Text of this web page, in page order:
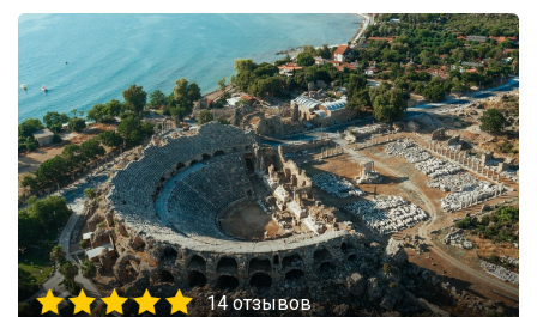
14 отзывов